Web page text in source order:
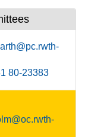
80-23383